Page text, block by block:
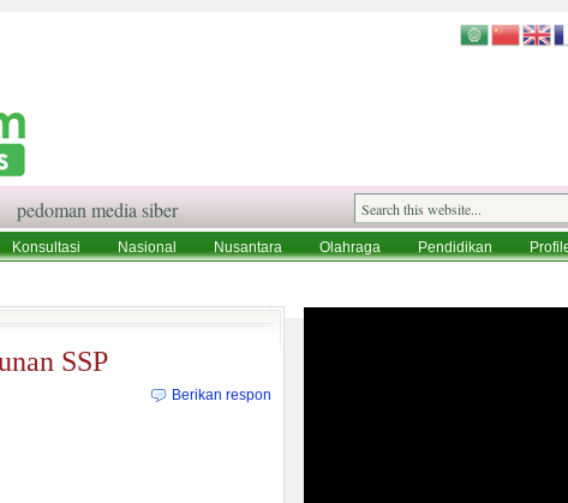
pedoman media siber
Konsultasi Nasional Nusantara Olahraga Pendidikan
SSP
Berikan respon